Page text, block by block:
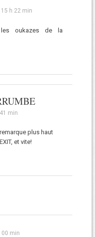
h 22 min
oukazes de la
min
plus haut
et vite!
00 min